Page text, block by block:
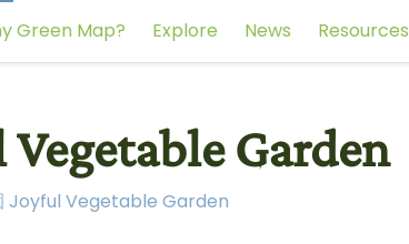
Green Map? Explore News Resources
Garden
Joyful Vegetable Garden